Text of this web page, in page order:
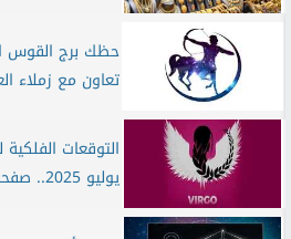
تعاون مع زملاء
يوليو 2025.. صفحة جديدة في...